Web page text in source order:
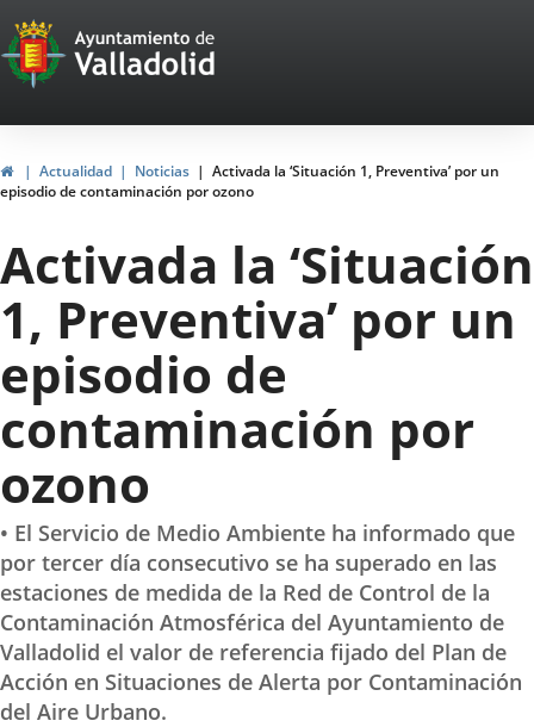
Portal
Web
del
Ayuntamiento
de
Valladolid
InicioActualidad Noticias
Activada la ‘Situación 1, Preventiva’ por un
episodio de contaminación por ozono
Activada la ‘Situación
1, Preventiva’ por un
episodio de
contaminación por
ozono
• El Servicio de Medio Ambiente ha informado que
por tercer día consecutivo se ha superado en las
estaciones de medida de la Red de Control de la
Contaminación Atmosférica del Ayuntamiento de
Valladolid el valor de referencia fijado del Plan de
Acción en Situaciones de Alerta por Contaminación
del Aire Urbano.